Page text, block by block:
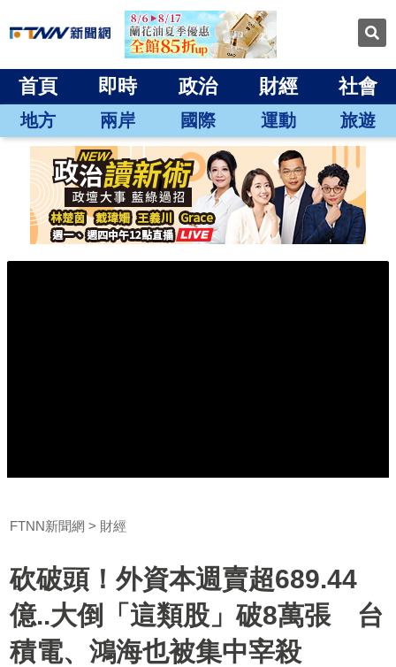
首頁 即時 政治 財經 社會
地方 兩岸 國際 運動 旅遊
FTNN新聞網 財經
砍破頭！外資本週賣超689.44
億..大倒「這類股」破8萬張 台
積電、鴻海也被集中宰殺